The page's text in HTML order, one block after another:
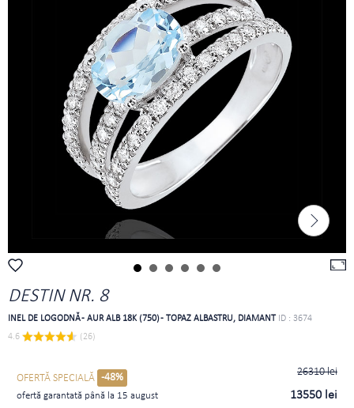
DESTIN NR. 8
INEL DE LOGODNĂ - AUR ALB 18K (750) - TOPAZ ALBASTRU, DIAMANT ID : 3674
4.6
(26)
OFERTĂ SPECIALĂ -48%
ofertă garantată până la 15 august
26310 lei
13550 lei